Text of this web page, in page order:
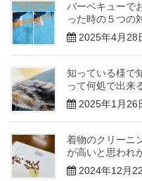
バーベキューで
った時の５つの
2025年4月28
知っている様で
って何処で出来
2025年1月26
着物のクリーニ
が高いと思われ
2024年12月